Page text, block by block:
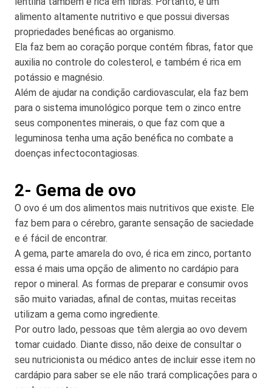
alimento altamente nutritivo e que possui diversas
propriedades benéficas ao organismo.
Ela faz bem ao coração porque contém fibras, fator que
auxilia no controle do colesterol, e também é rica em
potássio e magnésio.
Além de ajudar na condição cardiovascular, ela faz bem
para o sistema imunológico porque tem o zinco entre
seus componentes minerais, o que faz com que a
leguminosa tenha uma ação benéfica no combate a
doenças infectocontagiosas.
2- Gema de ovo
O ovo é um dos alimentos mais nutritivos que existe. Ele
faz bem para o cérebro, garante sensação de saciedade
e é fácil de encontrar.
A gema, parte amarela do ovo, é rica em zinco, portanto
essa é mais uma opção de alimento no cardápio para
repor o mineral. As formas de preparar e consumir ovos
são muito variadas, afinal de contas, muitas receitas
utilizam a gema como ingrediente.
Por outro lado, pessoas que têm alergia ao ovo devem
tomar cuidado. Diante disso, não deixe de consultar o
seu nutricionista ou médico antes de incluir esse item no
cardápio para saber se ele não trará complicações para o